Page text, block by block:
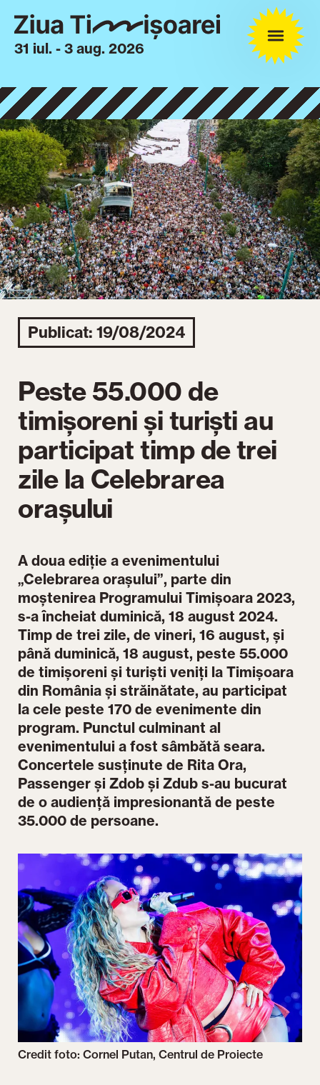
31 iul. - 3 aug. 2026
Publicat: 19/08/2024
Peste 55.000 de
timișoreni și turiști au
participat timp de trei
zile la Celebrarea
orașului
A doua ediție a evenimentului
„Celebrarea orașului”, parte din
moștenirea Programului Timișoara 2023,
s-a încheiat duminică, 18 august 2024.
Timp de trei zile, de vineri, 16 august, și
până duminică, 18 august, peste 55.000
de timișoreni și turiști veniți la Timișoara
din România și străinătate, au participat
la cele peste 170 de evenimente din
program. Punctul culminant al
evenimentului a fost sâmbătă seara.
Concertele susținute de Rita Ora,
Passenger și Zdob și Zdub s-au bucurat
de o audiență impresionantă de peste
35.000 de persoane.
Credit foto: Cornel Putan, Centrul de Proiecte